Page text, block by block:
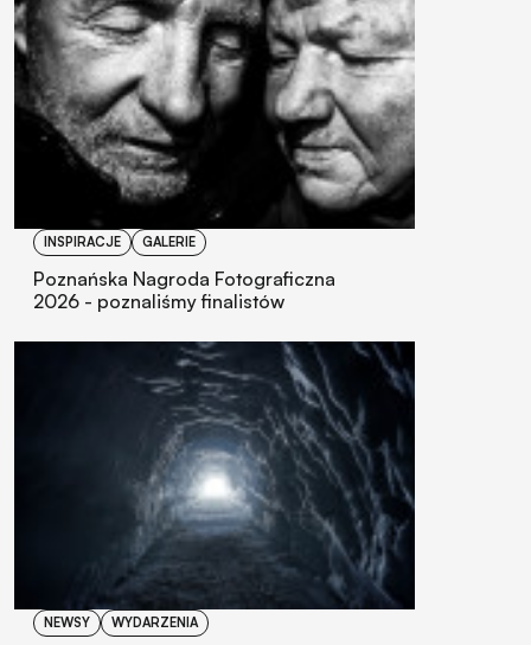
INSPIRACJE GALERIE
Poznańska Nagroda Fotograficzna
2026 - poznaliśmy finalistów
NEWSY WYDARZENIA